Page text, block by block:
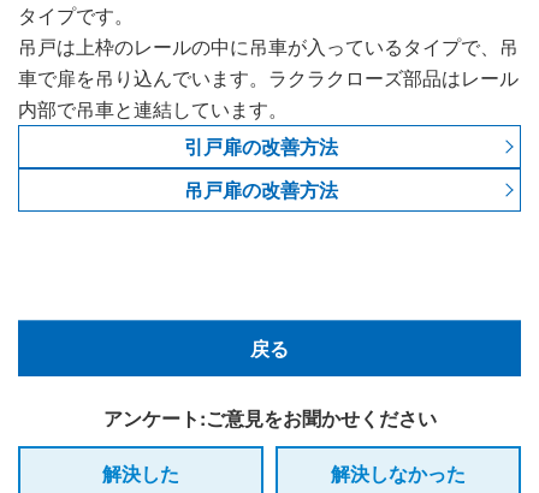
タイプです。
吊戸は上枠のレールの中に吊車が入っているタイプで、吊
車で扉を吊り込んでいます。ラクラクローズ部品はレール
内部で吊車と連結しています。
引戸扉の改善方法
吊戸扉の改善方法
戻る
アンケート:ご意見をお聞かせください
解決した
解決しなかった